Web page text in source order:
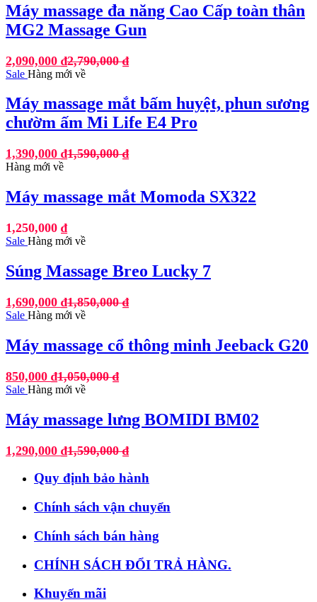
Máy massage đa năng Cao Cấp toàn thân
MG2 Massage Gun
2,090,000 ₫2,790,000₫
Sale Hàng mới về
Máy massage mắt bấm huyệt, phun sương
chườm ấm Mi Life E4 Pro
1,390,000 ₫1,590,000₫
Hàng mới về
Máy massage mắt Momoda SX322
1,250,000 ₫
Sale Hàng mới về
Súng Massage Breo Lucky 7
1,690,000 ₫1,850,000₫
Sale Hàng mới về
Máy massage cổ thông minh Jeeback G20
850,000 ₫1,050,000₫
Sale Hàng mới về
Máy massage lưng BOMIDI BM02
1,290,000 ₫1,590,000₫
Quy định bảo hành
Chính sách vận chuyển
Chính sách bán hàng
CHÍNH SÁCH ĐỔI TRẢ HÀNG.
Khuyến mãi